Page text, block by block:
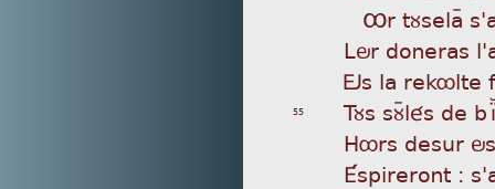
Ôr tùselaÿ
Lör doneras
Ös la rekôlte
55 Tùs sùÿlés de
Hôrs desur
Éspireront :